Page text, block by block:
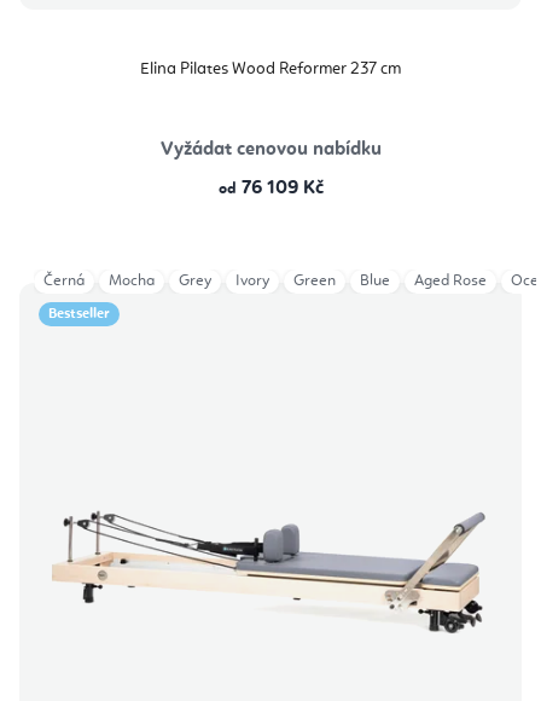
Elina Pilates Wood Reformer 237 cm
Vyžádat cenovou nabídku
od 76 109 Kč
Bestseller
Černá Mocha Grey Ivory Green Blue Aged Rose